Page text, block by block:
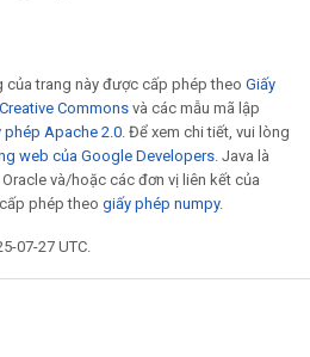
của trang này được cấp phép theo Giấy
Commons và các mẫu mã lập
phép Apache 2.0. Để xem chi tiết, vui lòng
web của Google Developers. Java là
và/hoặc các đơn vị liên kết của
phép theo giấy phép numpy.
07-27 UTC.